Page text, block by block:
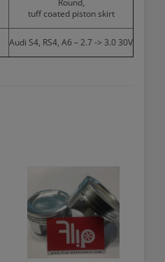
Round,
tuff coated piston skirt
Audi S4, RS4, A6 – 2.7 -> 3.0 30V